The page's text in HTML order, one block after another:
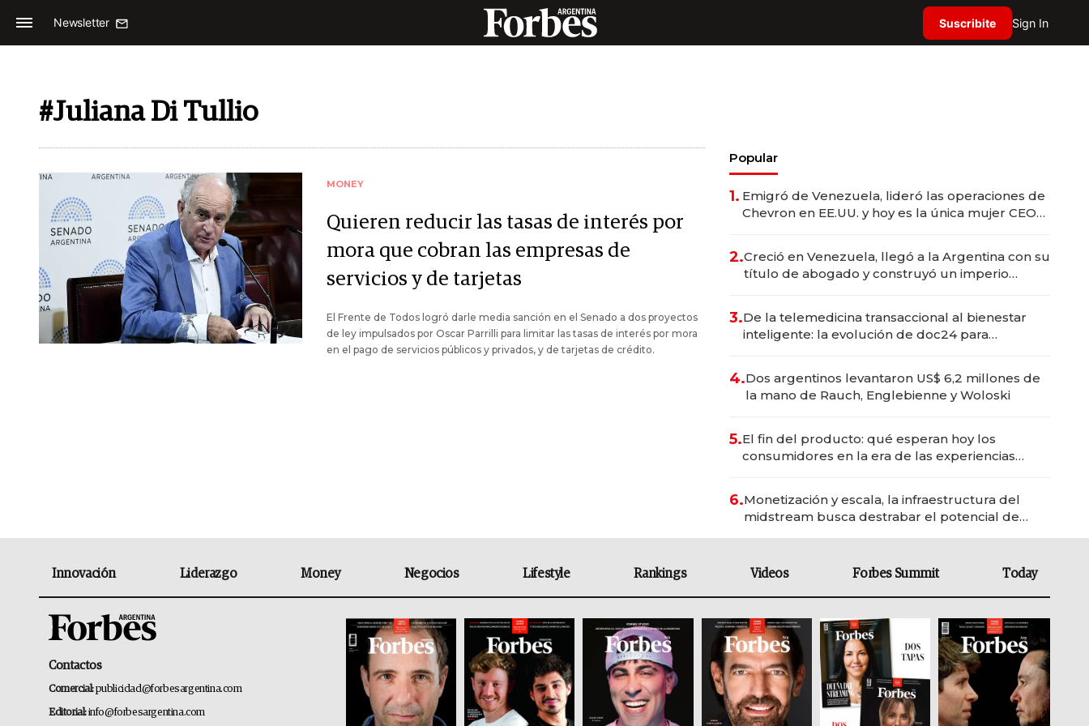
Newsletter Suscribite Sign In
#Juliana Di Tullio
MONEY
Quieren reducir las tasas de interés por
mora que cobran las empresas de
servicios y de tarjetas
El Frente de Todos logró darle media sanción en el Senado a dos proyectos
de ley impulsados por Oscar Parrilli para limitar las tasas de interés por mora
en el pago de servicios públicos y privados, y de tarjetas de crédito.
Popular
1. Emigró de Venezuela, lideró las operaciones de
Chevron en EE.UU. y hoy es la única mujer CEO
2.Creció en Venezuela, llegó a la Argentina con su
título de abogado y construyó un imperio
3.De la telemedicina transaccional al bienestar
inteligente: la evolución de doc24 para
4.Dos argentinos levantaron US$ 6,2 millones de
la mano de Rauch, Englebienne y Woloski
5.El fin del producto: qué esperan hoy los
consumidores en la era de las experiencias
6.Monetización y escala, la infraestructura del
midstream busca destrabar el potencial de
Innovación Liderazgo Money Negocios Lifestyle Rankings Videos Forbes Summit Today
Contactos
Comercial:publicidad@forbesargentina.com
Editorial:info@forbesargentina.com